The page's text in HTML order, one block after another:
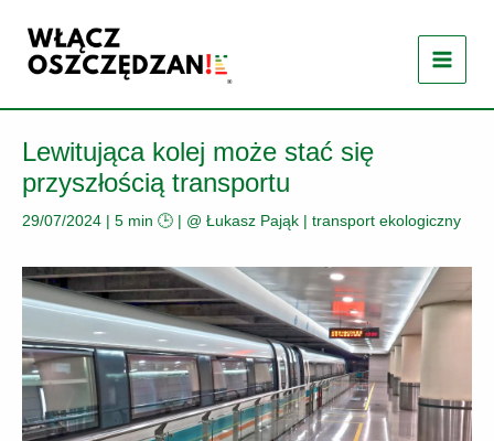
treści
Lewitująca kolej może stać się
przyszłością transportu
29/07/2024 | 5 min 🕒 | @ Łukasz Pająk | transport ekologiczny